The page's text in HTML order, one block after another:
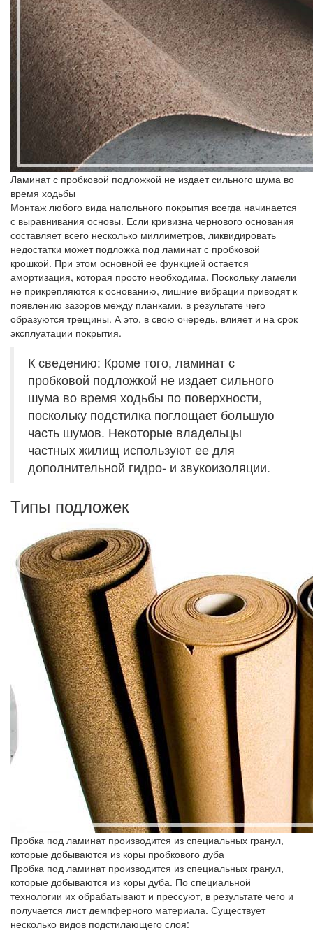
Ламинат с пробковой подложкой не издает сильного шума во
время ходьбы
Монтаж любого вида напольного покрытия всегда начинается
с выравнивания основы. Если кривизна чернового основания
составляет всего несколько миллиметров, ликвидировать
недостатки может подложка под ламинат с пробковой
крошкой. При этом основной ее функцией остается
амортизация, которая просто необходима. Поскольку ламели
не прикрепляются к основанию, лишние вибрации приводят к
появлению зазоров между планками, в результате чего
образуются трещины. А это, в свою очередь, влияет и на срок
эксплуатации покрытия.
К сведению: Кроме того, ламинат с
пробковой подложкой не издает сильного
шума во время ходьбы по поверхности,
поскольку подстилка поглощает большую
часть шумов. Некоторые владельцы
частных жилищ используют ее для
дополнительной гидро- и звукоизоляции.
Типы подложек
Пробка под ламинат производится из специальных гранул,
которые добываются из коры пробкового дуба
Пробка под ламинат производится из специальных гранул,
которые добываются из коры дуба. По специальной
технологии их обрабатывают и прессуют, в результате чего и
получается лист демпферного материала. Существует
несколько видов подстилающего слоя: